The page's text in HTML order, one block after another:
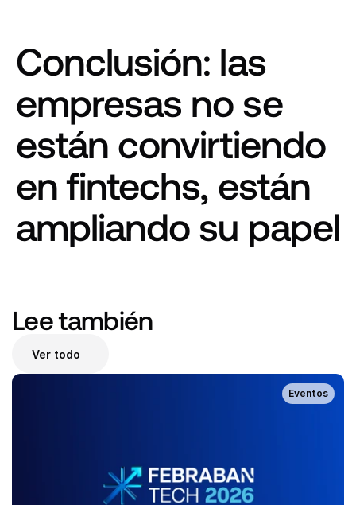
Conclusión: las
empresas no se
están convirtiendo
en fintechs, están
ampliando su papel
Lee también
Ver todo
Eventos